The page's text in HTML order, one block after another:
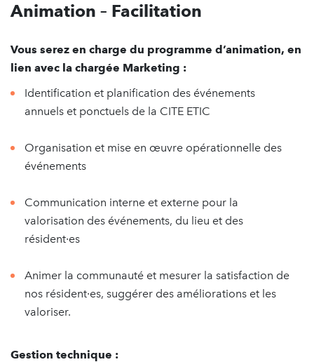
Animation – Facilitation
Vous serez en charge du programme d’animation, en
lien avec la chargée Marketing :
Identification et planification des événements
annuels et ponctuels de la CITE ETIC
Organisation et mise en œuvre opérationnelle des
événements
Communication interne et externe pour la
valorisation des événements, du lieu et des
résident∙es
Animer la communauté et mesurer la satisfaction de
nos résident∙es, suggérer des améliorations et les
valoriser.
Gestion technique :